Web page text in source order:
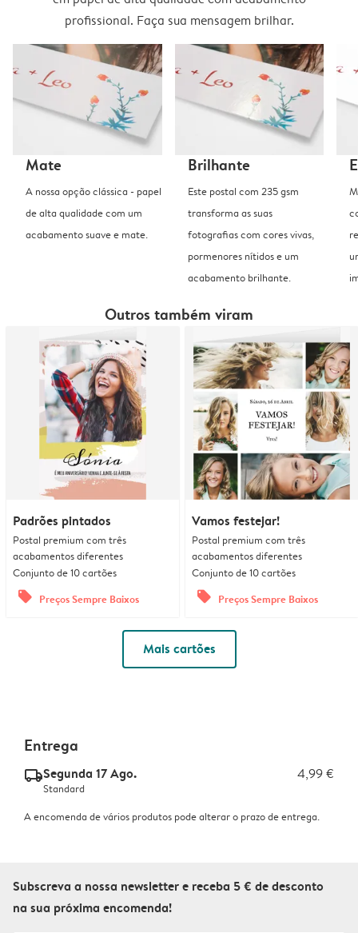
profissional. Faça sua mensagem brilhar.
Mate
A nossa opção clássica - papel
de alta qualidade com um
acabamento suave e mate.
Brilhante
Este postal com 235 gsm
transforma as suas
fotografias com cores vivas,
pormenores nítidos e um
acabamento brilhante.
Outros também viram
Padrões pintados
Postal premium com três
acabamentos diferentes
Conjunto de 10 cartões
offers Preços Sempre Baixos
Vamos festejar!
Postal premium com três
acabamentos diferentes
Conjunto de 10 cartões
offers Preços Sempre Baixos
Mais cartões
Entrega
delivery_standard_v2Segunda 17 Ago. 4,99 €
Standard
A encomenda de vários produtos pode alterar o prazo de entrega.
Subscreva a nossa newsletter e receba 5 € de desconto
na sua próxima encomenda!